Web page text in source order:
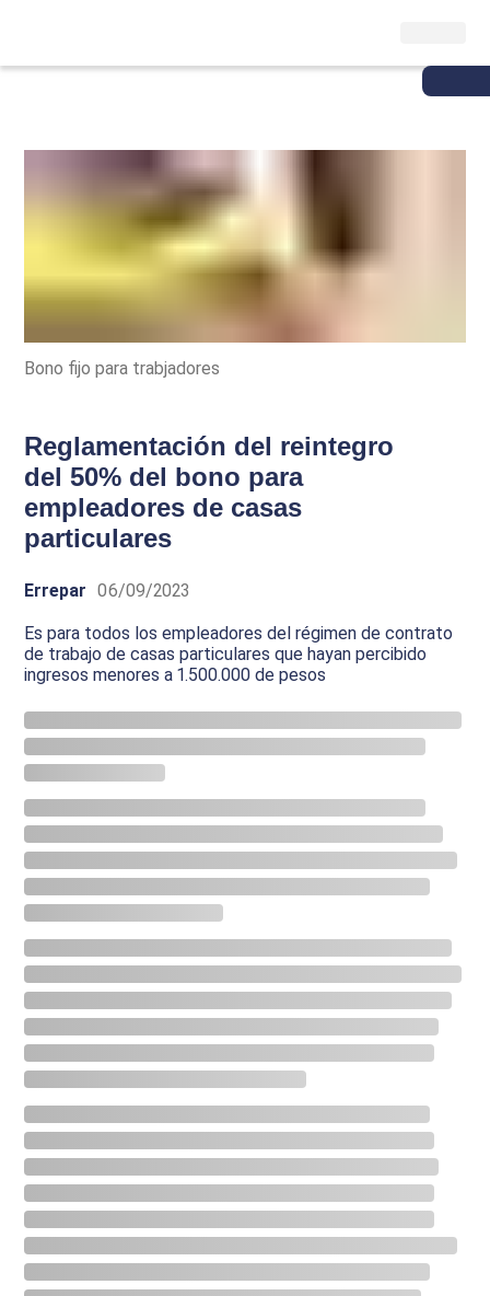
Bono fijo para trabjadores
Reglamentación del reintegro
del 50% del bono para
empleadores de casas
particulares
Errepar 06/09/2023
Es para todos los empleadores del régimen de contrato
de trabajo de casas particulares que hayan percibido
ingresos menores a 1.500.000 de pesos